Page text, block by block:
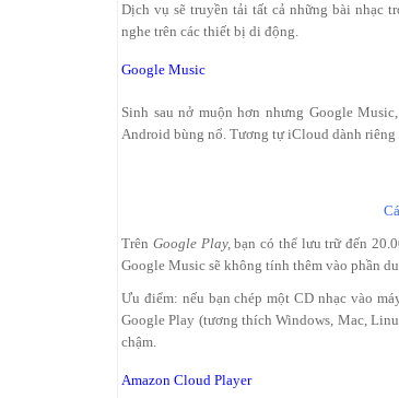
Dịch vụ sẽ truyền tải tất cả những bài nhạc
nghe trên các thiết bị di động.
Google Music
Sinh sau nở muộn hơn nhưng Google
Android bùng nổ. Tương tự iCloud dành
Trên Google Play,bạn có thể lưu trữ đến
Google Music sẽ không tính thêm vào phần
Ưu điểm: nếu bạn chép một CD nhạc vào
Google Play (tương thích Windows, Mac,
chậm.
Amazon Cloud Player